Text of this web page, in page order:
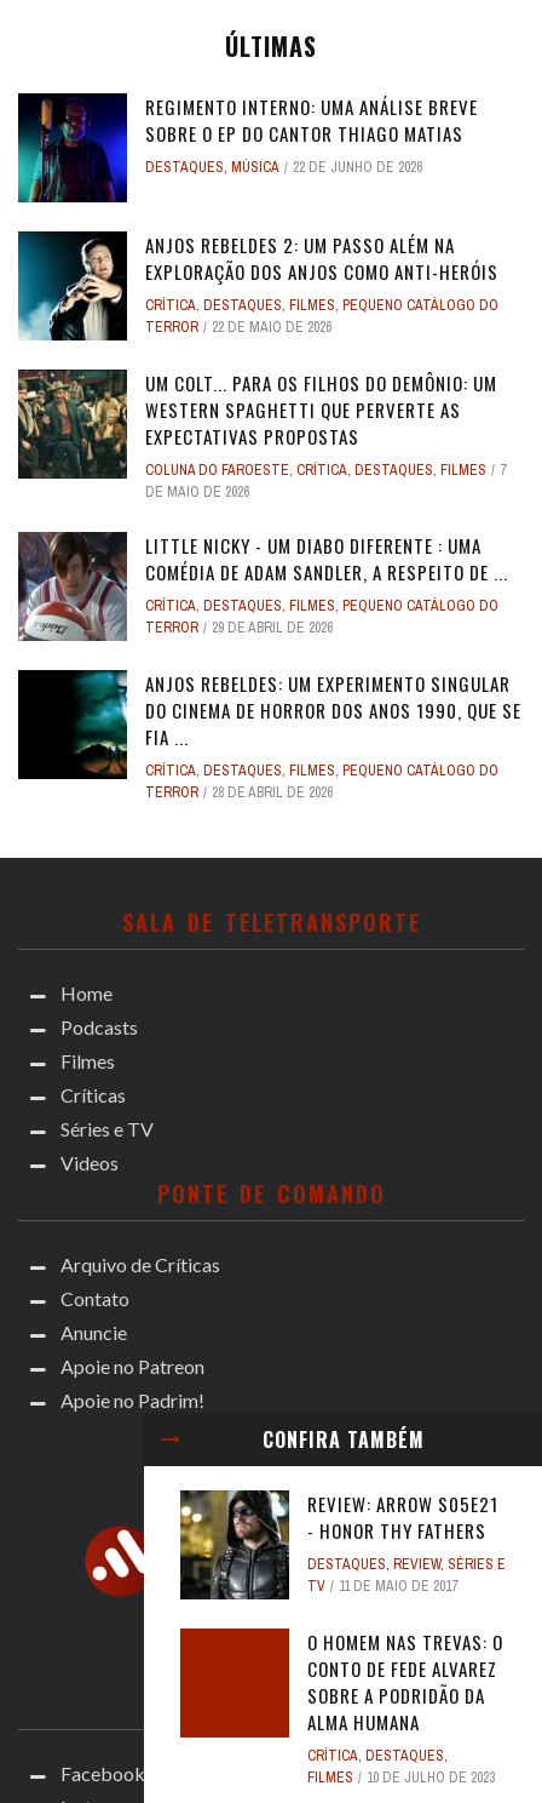
CONFIRA TAMBÉM
REVIEW: ARROW S05E21
- HONOR THY FATHERS
DESTAQUES, REVIEW, SÉRIES E
TV
11 DE MAIO DE 2017
O HOMEM NAS TREVAS: O
CONTO DE FEDE ALVAREZ
SOBRE A PODRIDÃO DA
ALMA HUMANA
CRÍTICA, DESTAQUES,
FILMES
10 DE JULHO DE 2023
ÚLTIMAS
REGIMENTO INTERNO: UMA ANÁLISE BREVE
SOBRE O EP DO CANTOR THIAGO MATIAS
DESTAQUES, MÚSICA 22 DE JUNHO DE 2026
ANJOS REBELDES 2: UM PASSO ALÉM NA
EXPLORAÇÃO DOS ANJOS COMO ANTI-HERÓIS
CRÍTICA, DESTAQUES, FILMES, PEQUENO CATÁLOGO DO
TERROR
22 DE MAIO DE 2026
UM COLT... PARA OS FILHOS DO DEMÔNIO: UM
WESTERN SPAGHETTI QUE PERVERTE AS
EXPECTATIVAS PROPOSTAS
COLUNA DO FAROESTE, CRÍTICA, DESTAQUES, FILMES
7
DE MAIO DE 2026
LITTLE NICKY - UM DIABO DIFERENTE : UMA
COMÉDIA DE ADAM SANDLER, A RESPEITO DE ...
CRÍTICA, DESTAQUES, FILMES, PEQUENO CATÁLOGO DO
TERROR
29 DE ABRIL DE 2026
ANJOS REBELDES: UM EXPERIMENTO SINGULAR
DO CINEMA DE HORROR DOS ANOS 1990, QUE SE
FIA ...
CRÍTICA, DESTAQUES, FILMES, PEQUENO CATÁLOGO DO
TERROR
28 DE ABRIL DE 2026
SALA DE TELETRANSPORTE
Home
Podcasts
Filmes
Críticas
Séries e TV
Videos
PONTE DE COMANDO
Arquivo de Críticas
Contato
Anuncie
Apoie no Patreon
Apoie no Padrim!
ACOMPANHE
Facebook